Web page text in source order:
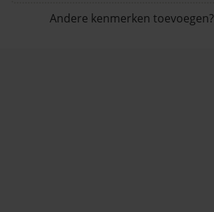
Andere kenmerken toevoegen?